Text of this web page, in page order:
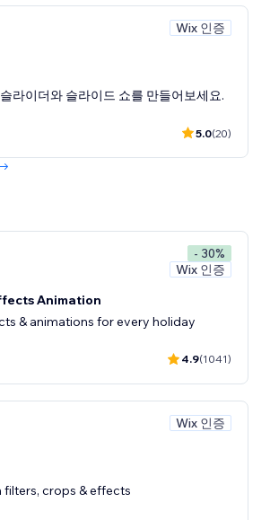
Wix 인증
라이더와 슬라이드 쇼를 만들어보세요.
5.0(20)
- 30%
Wix 인증
Animation
& animations for every holiday
4.9(1041)
Wix 인증
crops & effects